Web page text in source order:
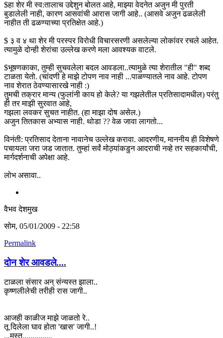
$हा शेर मी स्व:तालाच उद्देशुन बोलत आहे, माझ्या वेदनेत अजुन मी पुरती
बुडालेली नाही, कारण आसवांची आरास जागी आहे.. (आसवे अजुन ढळलेली
नाहीत ती ढळण्याच्या प्रतिक्षेत आहे.)
$ ३ व ४ था शेर मी परस्पर विरोधी विचारसरणी असलेल्या लोकांवर रचले आहेत.
त्यामुळे दोन्ही शेरांचा उल्लेख करणे मला आवश्यक वाटले.
$भूषणकाका, तुम्ही सुचवलेला बदल आवडला..त्यामुळे त्या शेरातील "ही" शब्द
टाळता येतो. (चांदणी हे माझे टोपण नाव नाही ...पाळण्यातले नाव आहे. टोपण
नाव शेरात ठेवण्यासारखे नाही :)
तुमची तक्रार मान्य (फुलांनी काय हो केले? या गझलेतील प्रतिसादामधील) परंतु
ही तर माझी सुरवात आहे,
गझला लवकर सुचत नाहीत. (हा माझा दोष असेल.)
अजुन तितकास अभ्यास नाही. थोडा ?? वेळ जावा लागतो...
विनंती: प्रतिसाद देताना नावानेच उल्लेख करावा. आदरणीय, माननीय ही विशेषणे
पचायला जरा जड जातात. तुम्हां सर्वं मोठ्यांकडुन आदराची नव्हे तर सहकार्यांची,
मार्गदर्शनाची अपेक्षा आहे.
लोभ असावा..
वैभव देशमुख
सोम, 05/01/2009 - 22:58
Permalink
दोन शेर आवडले....
टाळला संसार अन् संन्यस्त झाला..
कृष्णलीलेची तरीही रास जागी..
आजही काळीज माझे जाळतो रे..
तू दिलेला घाव होता 'खास' जागी..!
...मस्त...............